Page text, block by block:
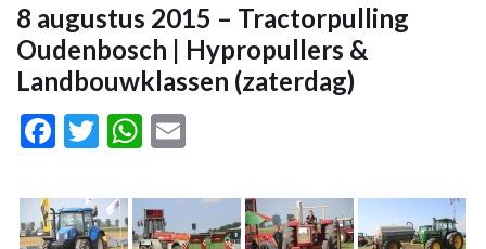
8 augustus 2015 – Tractorpulling
Oudenbosch | Hypropullers &
Landbouwklassen (zaterdag)
Facebook
TwitterWhatsApp